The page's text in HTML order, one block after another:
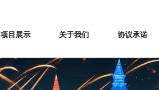
项目展示 关于我们 协议承诺